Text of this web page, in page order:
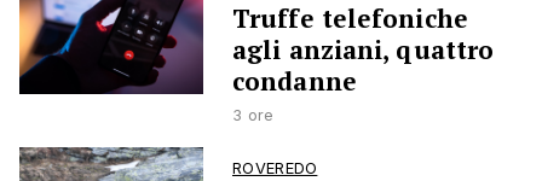
Truffe telefoniche
agli anziani, quattro
condanne
3 ore
ROVEREDO